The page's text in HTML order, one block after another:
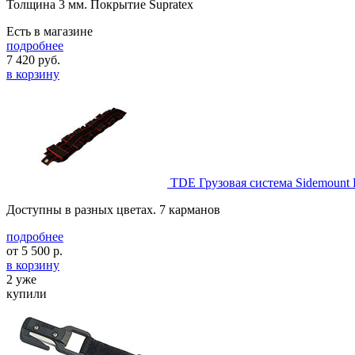
Толщина 3 мм. Покрытие Supratex
Есть в магазине
подробнее
7 420 руб.
в корзину
TDE Грузовая система Sidemount
Доступны в разных цветах. 7 карманов
подробнее
от 5 500 р.
в корзину
2 уже
купили